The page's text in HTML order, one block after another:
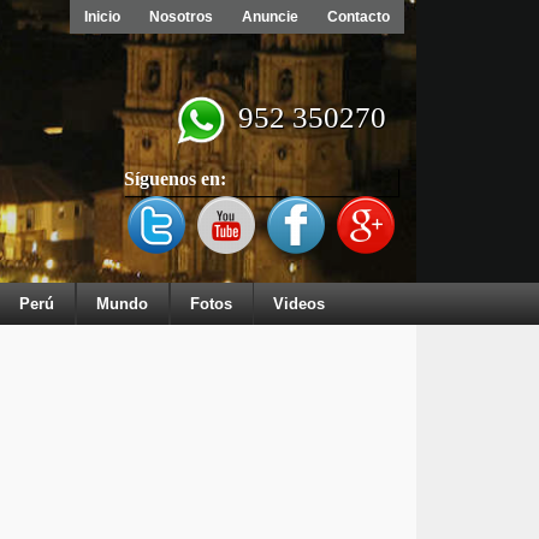
Inicio Nosotros Anuncie Contacto
952 350270
Síguenos en:
Perú Mundo Fotos Videos